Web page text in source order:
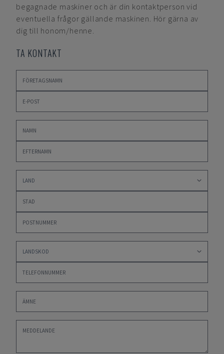
begagnade maskiner och är din kontaktperson vid
eventuella frågor gällande maskinen. Hör gärna av
dig till honom/henne.
TA KONTAKT